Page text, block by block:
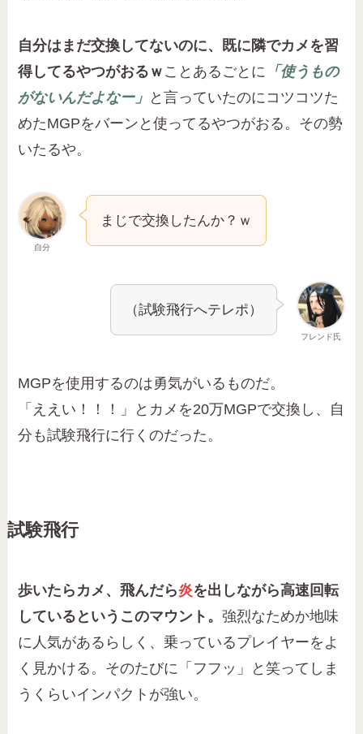
自分はまだ交換してないのに、既に隣でカメを習
得してるやつがおるｗ ことあるごとに 「使うもの
がないんだよなー」 と言っていたのにコツコツた
めたMGPをバーンと使ってるやつがおる。その勢
いたるや。
自分
まじで交換したんか？ｗ
フレンド氏
（試験飛行へテレポ）
MGPを使用するのは勇気がいるものだ。
「ええい！！！」とカメを20万MGPで交換し、自
分も試験飛行に行くのだった。
試験飛行
歩いたらカメ、飛んだら炎を出しながら高速回転
しているというこのマウント。強烈なためか地味
に人気があるらしく、乗っているプレイヤーをよ
く見かける。そのたびに「フフッ」と笑ってしま
うくらいインパクトが強い。